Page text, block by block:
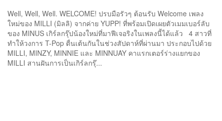
Well, Well, Well. WELCOME! ปรบมือรัวๆ ต้อนรับ Welcome เพลง
ใหม่ของ MILLI (มิลลิ) จากค่าย YUPP! ที่พร้อมเปิดเผยตัวเมมเบอร์ลับ
ของ MINUS เกิร์ลกรุ๊ปน้องใหม่ที่มาฟีเจอริงในเพลงนี้ได้แล้ว 4 สาวที่
ทำให้วงการ T-Pop ตื่นเต้นกันในช่วงสัปดาห์ที่ผ่านมา ประกอบไปด้วย
MILLI, MINZY, MINNIE และ MINNUAY คาแรกเตอร์ร่างแยกของ
MILLI สานฝันการเป็นเกิร์ลกรุ๊...